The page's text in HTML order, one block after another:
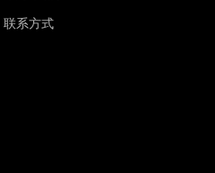
联系方式